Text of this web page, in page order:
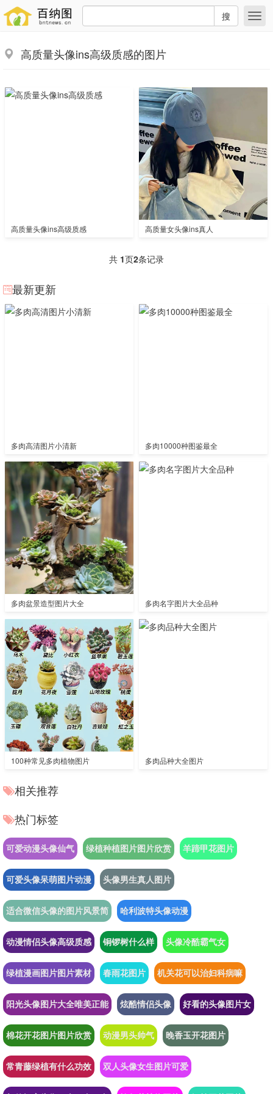
搜
高质量头像ins高级质感的图片
高质量头像ins高级质感 高质量女头像ins真人
共 1页2条记录
最新更新
多肉高清图片小清新 多肉10000种图鉴最全
多肉盆景造型图片大全 多肉名字图片大全品种
100种常见多肉植物图片 多肉品种大全图片
相关推荐
热门标签
可爱动漫头像仙气 绿植种植图片图片欣赏 羊蹄甲花图片
可爱头像呆萌图片动漫 头像男生真人图片
适合微信头像的图片风景简 哈利波特头像动漫
动漫情侣头像高级质感 铜锣树什么样 头像冷酷霸气女
绿植漫画图片图片素材 春雨花图片 机关花可以治妇科病嘛
阳光头像图片大全唯美正能 炫酷情侣头像 好看的头像图片女
棉花开花图片图片欣赏 动漫男头帅气 晚香玉开花图片
常青藤绿植有什么功效 双人头像女生图片可爱